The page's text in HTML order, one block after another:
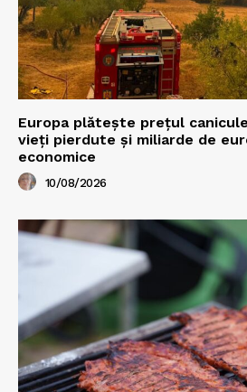
Europa plătește prețul
vieți pierdute și miliarde de
economice
10/08/2026